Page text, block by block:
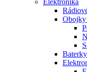
Elektronika
Obojky